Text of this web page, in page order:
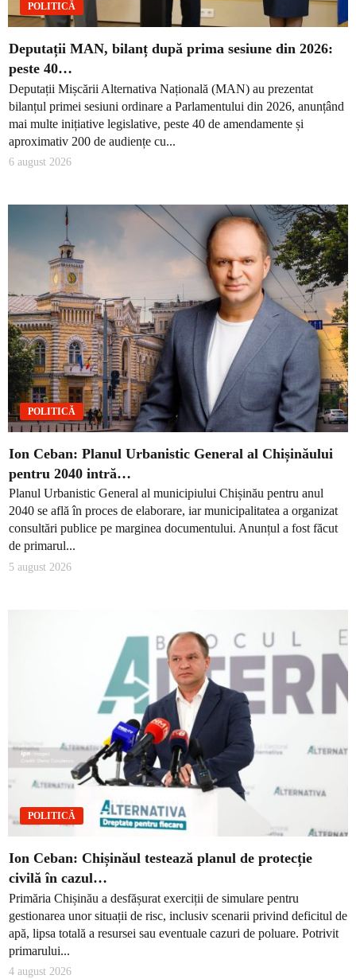
POLITICĂ
Deputații MAN, bilanț după prima sesiune din 2026:
peste 40…
Deputații Mișcării Alternativa Națională (MAN) au prezentat
bilanțul primei sesiuni ordinare a Parlamentului din 2026, anunțând
mai multe inițiative legislative, peste 40 de amendamente și
aproximativ 200 de audiențe cu...
6 august 2026
POLITICĂ
Ion Ceban: Planul Urbanistic General al Chișinăului
pentru 2040 intră…
Planul Urbanistic General al municipiului Chișinău pentru anul
2040 se află în proces de elaborare, iar municipalitatea a organizat
consultări publice pe marginea documentului. Anunțul a fost făcut
de primarul...
5 august 2026
POLITICĂ
Ion Ceban: Chișinăul testează planul de protecție
civilă în cazul…
Primăria Chișinău a desfășurat exerciții de simulare pentru
gestionarea unor situații de risc, inclusiv scenarii privind deficitul de
apă, lipsa totală a resursei sau eventuale cazuri de poluare. Potrivit
primarului...
4 august 2026